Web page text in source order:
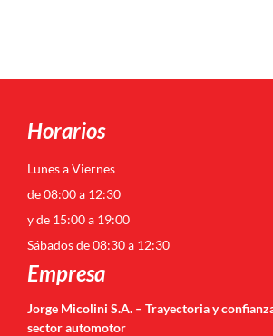
Horarios
Lunes a Viernes
de 08:00 a 12:30
y de 15:00 a 19:00
Sábados de 08:30 a 12:30
Empresa
Jorge Micolini S.A. – Trayectoria y
sector automotor